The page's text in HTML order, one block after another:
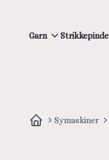
Garn Strikkepinde
Symaskiner